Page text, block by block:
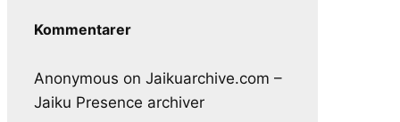
Kommentarer
Anonymous on Jaikuarchive.com –
Jaiku Presence archiver